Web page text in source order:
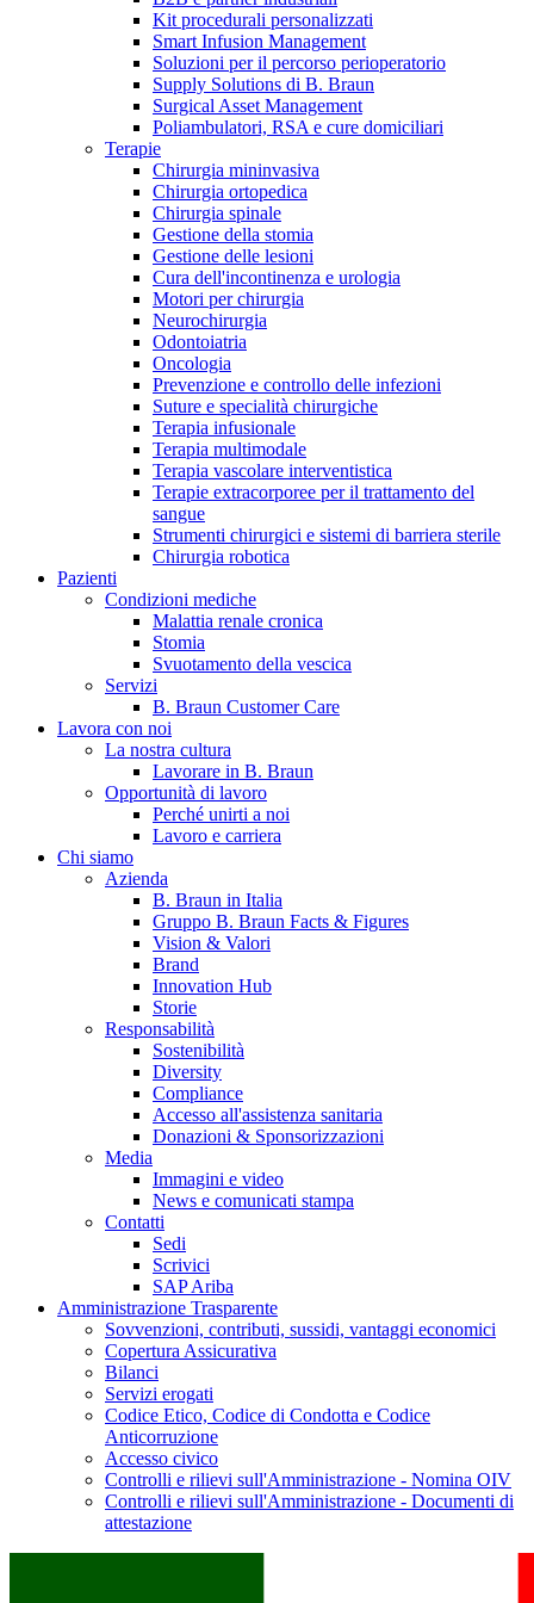
Catalogo prodotti
Trova il prodotto che stai cercando. Visita il catalogo B.
Braun con il nostro portfolio completo.
Hai domande o richieste? Scrivici per entrare subito in
contatto con un nostro referente.
B. Braun in Italia
Scopri chi siamo ed entra nel mondo di B. Braun in Italia: 4
sedi, 4 aziende, più di 700 dipendenti e un Centro di
Eccellenza a livello globale.
Kit procedurali personalizzati
Smart Infusion Management
Soluzioni per il percorso perioperatorio
Supply Solutions di B. Braun
Surgical Asset Management
Poliambulatori, RSA e cure domiciliari
Terapie
Chirurgia mininvasiva
Chirurgia ortopedica
Chirurgia spinale
Gestione della stomia
Gestione delle lesioni
Cura dell'incontinenza e urologia
Motori per chirurgia
Neurochirurgia
Odontoiatria
Oncologia
Prevenzione e controllo delle infezioni
Suture e specialità chirurgiche
Terapia infusionale
Terapia multimodale
Terapia vascolare interventistica
Terapie extracorporee per il trattamento del
sangue
Strumenti chirurgici e sistemi di barriera sterile
Chirurgia robotica
Pazienti
Condizioni mediche
Malattia renale cronica
Stomia
Svuotamento della vescica
Servizi
B. Braun Customer Care
Lavora con noi
La nostra cultura
Lavorare in B. Braun
Opportunità di lavoro
Perché unirti a noi
Lavoro e carriera
Chi siamo
Azienda
B. Braun in Italia
Gruppo B. Braun Facts & Figures
Vision & Valori
Brand
Innovation Hub
Storie
Responsabilità
Sostenibilità
Diversity
Compliance
Accesso all'assistenza sanitaria
Donazioni & Sponsorizzazioni
Media
Immagini e video
News e comunicati stampa
Contatti
Sedi
Scrivici
SAP Ariba
Amministrazione Trasparente
Sovvenzioni, contributi, sussidi, vantaggi economici
Copertura Assicurativa
Bilanci
Servizi erogati
Codice Etico, Codice di Condotta e Codice
Anticorruzione
Accesso civico
Controlli e rilievi sull'Amministrazione - Nomina OIV
Controlli e rilievi sull'Amministrazione - Documenti di
attestazione